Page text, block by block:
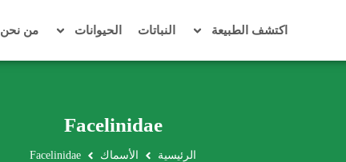
اكتشف الطبيعة النباتات الحيوانات من نحن
Facelinidae
الرئيسية الأسماك Facelinidae